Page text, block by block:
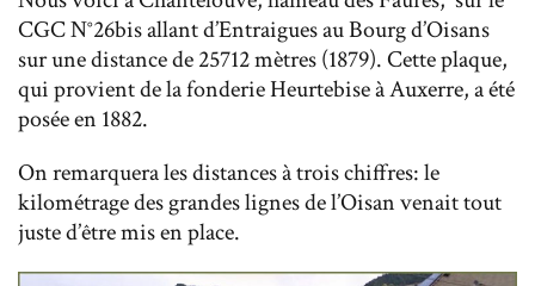
CGC N°26bis allant d’Entraigues au Bourg d’Oisans
sur une distance de 25712 mètres (1879). Cette plaque,
qui provient de la fonderie Heurtebise à Auxerre, a été
posée en 1882.
On remarquera les distances à trois chiffres: le
kilométrage des grandes lignes de l’Oisan venait tout
juste d’être mis en place.